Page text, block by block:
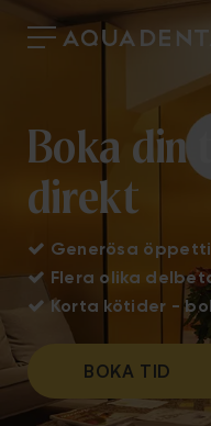
Boka din
direkt
 Generösa
 Flera olika
 Korta kötider -
BOKA TID